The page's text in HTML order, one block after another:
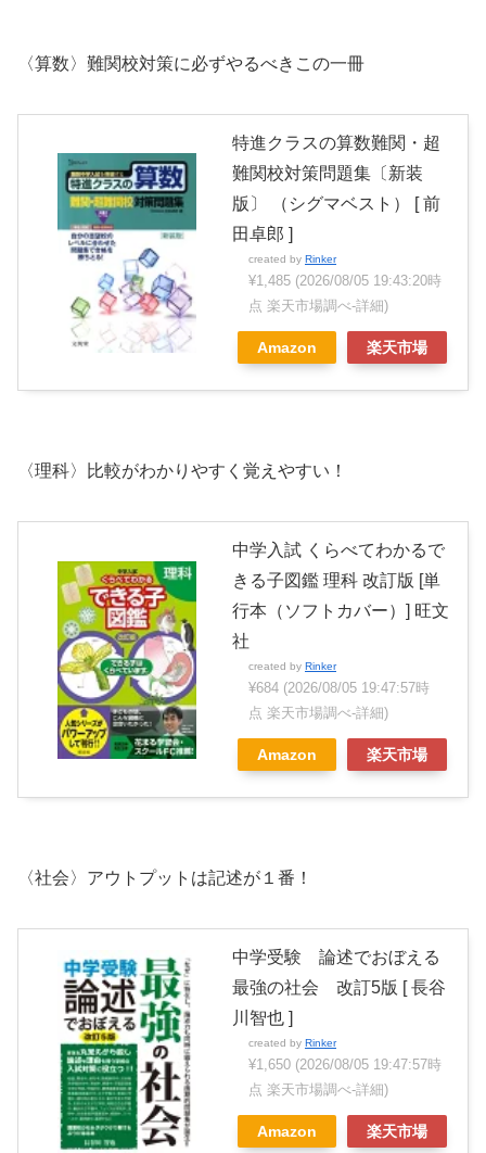
〈算数〉難関校対策に必ずやるべきこの一冊
特進クラスの算数難関・超
難関校対策問題集〔新装
版〕 （シグマベスト） [ 前
田卓郎 ]
created by Rinker
¥1,485 (2026/08/05 19:43:20時
点 楽天市場調べ-詳細)
Amazon 楽天市場
〈理科〉比較がわかりやすく覚えやすい！
中学入試 くらべてわかるで
きる子図鑑 理科 改訂版 [単
行本（ソフトカバー）] 旺文
社
created by Rinker
¥684 (2026/08/05 19:47:57時
点 楽天市場調べ-詳細)
Amazon 楽天市場
〈社会〉アウトプットは記述が１番！
中学受験 論述でおぼえる
最強の社会 改訂5版 [ 長谷
川智也 ]
created by Rinker
¥1,650 (2026/08/05 19:47:57時
点 楽天市場調べ-詳細)
Amazon 楽天市場